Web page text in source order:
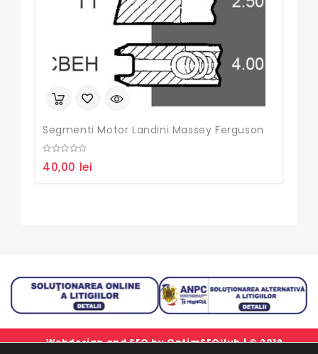
Segmenti Motor Landini Massey Ferguson
out
40,00 lei
Webdesign and SEO byOptimSEOHub| © 2019